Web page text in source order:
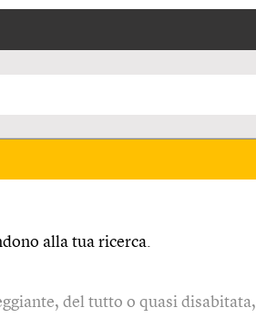
alla tua ricerca.
del tutto o quasi disabitata,